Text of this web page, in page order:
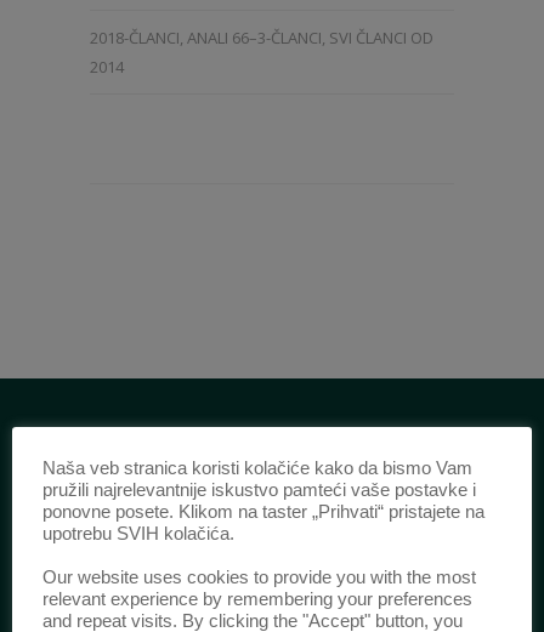
2018-ČLANCI, ANALI 66–3-ČLANCI, SVI ČLANCI OD
2014
IDENTIFIKACIJA /
ISSN:0003-2565(Štampano izdanje)
eISSN:2406-2693(Onlajn izdanje)
DOI:10.51204/Anali_PFBU_1906
Naša veb stranica koristi kolačiće kako da bismo Vam
pružili najrelevantnije iskustvo pamteći vaše postavke i
ponovne posete. Klikom na taster „Prihvati“ pristajete na
upotrebu SVIH kolačića.
Our website uses cookies to provide you with the most
relevant experience by remembering your preferences
and repeat visits. By clicking the "Accept" button, you